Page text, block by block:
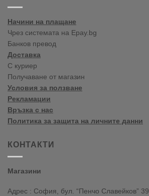
Начини на плащане
Чрез системата на Epay.bg
Банков превод
Доставка
С куриер
Получаване от магазин
Условия за ползване
Рекламации
Връзка с нас
Политика за защита на личните данни
КОНТАКТИ
Магазини
Адрес : София, бул. “Пенчо Славейков” 39